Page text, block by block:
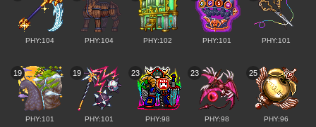
PHY:104 PHY:104 PHY:102 PHY:101 PHY:101
19
PHY:101
19
PHY:101
23
PHY:98
23
PHY:98
25
PHY:96